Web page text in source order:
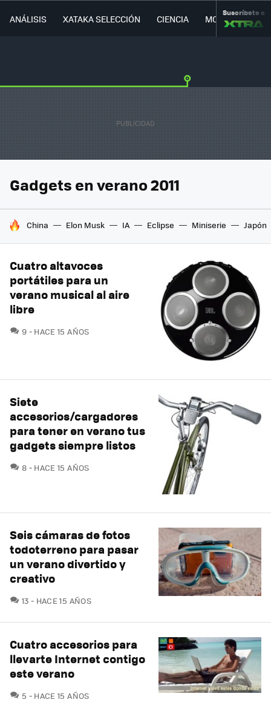
ANÁLISIS XATAKA SELECCIÓN CIENCIA MOVILIDAD
Suscríbete a
Gadgets en verano 2011
HOY SE HABLA DE
China Elon Musk IA Eclipse Miniserie Japón
Cuatro altavoces
portátiles para un
verano musical al aire
libre
9 COMENTARIOS
HACE 15 AÑOS
Siete
accesorios/cargadores
para tener en verano tus
gadgets siempre listos
8 COMENTARIOS
HACE 15 AÑOS
Seis cámaras de fotos
todoterreno para pasar
un verano divertido y
creativo
13 COMENTARIOS
HACE 15 AÑOS
Cuatro accesorios para
llevarte Internet contigo
este verano
5 COMENTARIOS
HACE 15 AÑOS